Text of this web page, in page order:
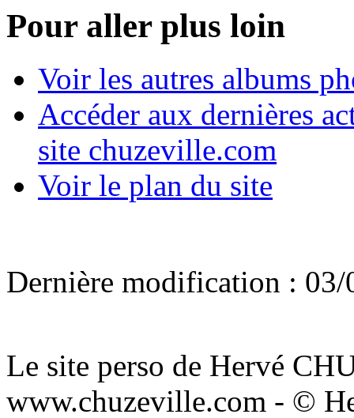
Pour aller plus loin
Voir les autres albums
Accéder aux dernières
site chuzeville.com
Voir le plan du site
Dernière modification : 03/
Le site perso de Hervé
www.chuzeville.com - ©